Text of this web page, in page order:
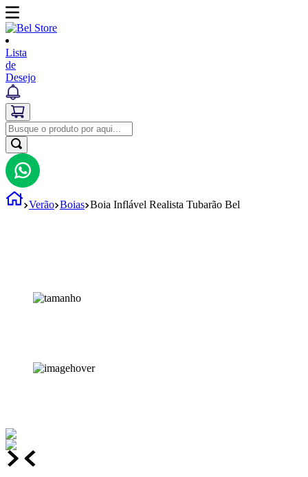
Lista
de
Desejo
Verão Boias Boia Inflável Realista Tubarão Bel